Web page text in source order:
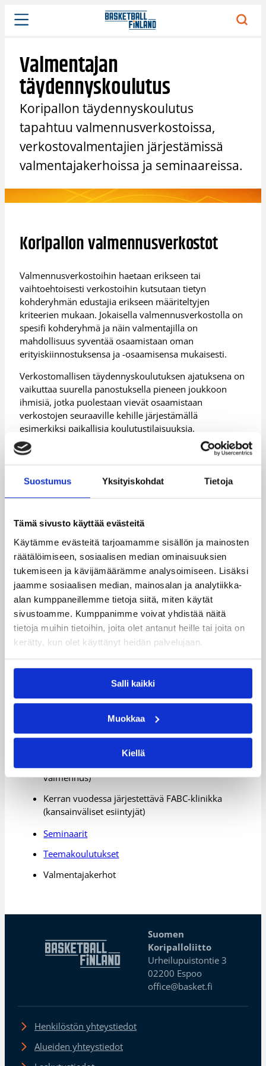
Suostumus Yksityiskohdat Tietoja
Tämä sivusto käyttää evästeitä
Käytämme evästeitä tarjoamamme sisällön ja mainosten
räätälöimiseen, sosiaalisen median ominaisuuksien
tukemiseen ja kävijämäärämme analysoimiseen. Lisäksi
jaamme sosiaalisen median, mainosalan ja analytiikka-
alan kumppaneillemme tietoja siitä, miten käytät
sivustoamme. Kumppanimme voivat yhdistää näitä
tietoja muihin tietoihin, joita olet antanut heille tai joita on
kerätty, kun olet käyttänyt heidän palvelujaan.
Salli kaikki
Muokkaa
Kiellä
Siirry
sisältöön
Valmentajan
täydennyskoulutus
Koripallon täydennyskoulutus
tapahtuu valmennusverkostoissa,
verkostovalmentajien järjestämissä
valmentajakerhoissa ja seminaareissa.
Koripallon valmennusverkostot
Valmennusverkostoihin haetaan erikseen tai
vaihtoehtoisesti verkostoihin kutsutaan tietyn
kohderyhmän edustajia erikseen määriteltyjen
kriteerien mukaan. Jokaisella valmennusverkostolla on
spesifi kohderyhmä ja näin valmentajilla on
mahdollisuus syventää osaamistaan oman
erityiskiinnostuksensa ja -osaamisensa mukaisesti.
Verkostomallisen täydennyskoulutuksen ajatuksena on
vaikuttaa suurella panostuksella pieneen joukkoon
ihmisiä, jotka puolestaan vievät osaamistaan
verkostojen seuraaville kehille järjestämällä
esimerkiksi paikallisia koulutustilaisuuksia.
Kouluttajaverkosto
Kaikille avoin täydennyskoulutus
Kaikille avoin täydennyskoulutus tapahtuu eri
verkostoihin kuuluvien valmentajien järjestämissä
valmentajakerhoissa, teemakoulutuksissa ja
seminaareissa.
Vuosikierrossa järjestettäviä valmennusseminaareja
ovat:
Kahdesti vuodessa järjestettävä
Lastenvalmennusseminaari (lasten valmennus)
Kerran vuodessa järjestettävä
valmennus)
Kerran vuodessa järjestettävä FABC-klinikka
(kansainväliset esiintyjät)
Seminaarit
Teemakoulutukset
Valmentajakerhot
Suomen
Koripalloliitto
Urheilupuistontie 3
02200 Espoo
office@basket.fi
Henkilöstön yhteystiedot
Alueiden yhteystiedot